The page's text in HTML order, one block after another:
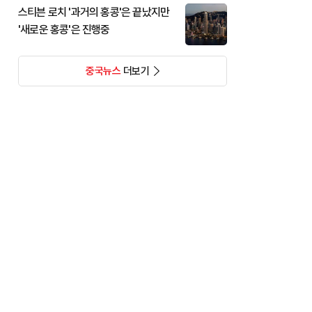
스티븐 로치 '과거의 홍콩'은 끝났지만
'새로운 홍콩'은 진행중
중국뉴스더보기